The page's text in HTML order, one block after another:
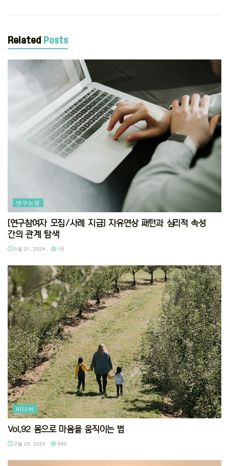
Related Posts
연구논문
[연구참여자 모집/사례 지급] 자유연상 패턴과 심리적 속성
간의 관계 탐색
5월 21, 2024 1K
미디어
Vol.92 몸으로 마음을 움직이는 법
2월 29, 2024 695